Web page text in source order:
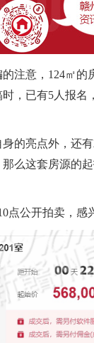
意，124㎡的
，已有5人报名
亮点外，还有
么这套房源的
公开拍卖，感